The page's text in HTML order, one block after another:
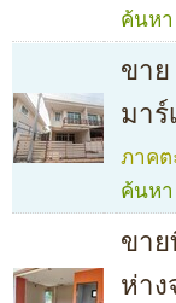
ค้นหา
ขา
มาร์
ภาคต
ค้นหา
ขา
ห่าง